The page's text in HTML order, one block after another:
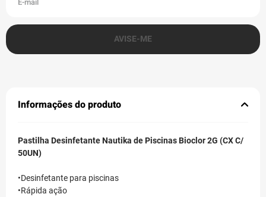
Informações do produto
Pastilha Desinfetante Nautika de Piscinas Bioclor 2G (CX C/
50UN)
•Desinfetante para piscinas
•Rápida ação